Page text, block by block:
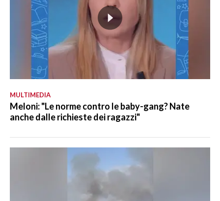
MULTIMEDIA
Meloni: "Le norme contro le baby-gang? Nate
anche dalle richieste dei ragazzi"